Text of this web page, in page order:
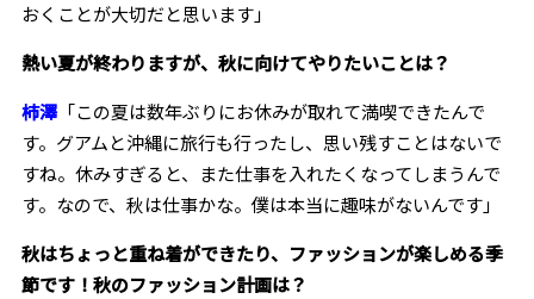
おくことが大切だと思います」
――熱い夏が終わりますが、秋に向けてやりたいことは？
柿澤「この夏は数年ぶりにお休みが取れて満喫できたんで
す。グアムと沖縄に旅行も行ったし、思い残すことはないで
すね。休みすぎると、また仕事を入れたくなってしまうんで
す。なので、秋は仕事かな。僕は本当に趣味がないんです」
――秋はちょっと重ね着ができたり、ファッションが楽しめる季
節です！秋のファッション計画は？